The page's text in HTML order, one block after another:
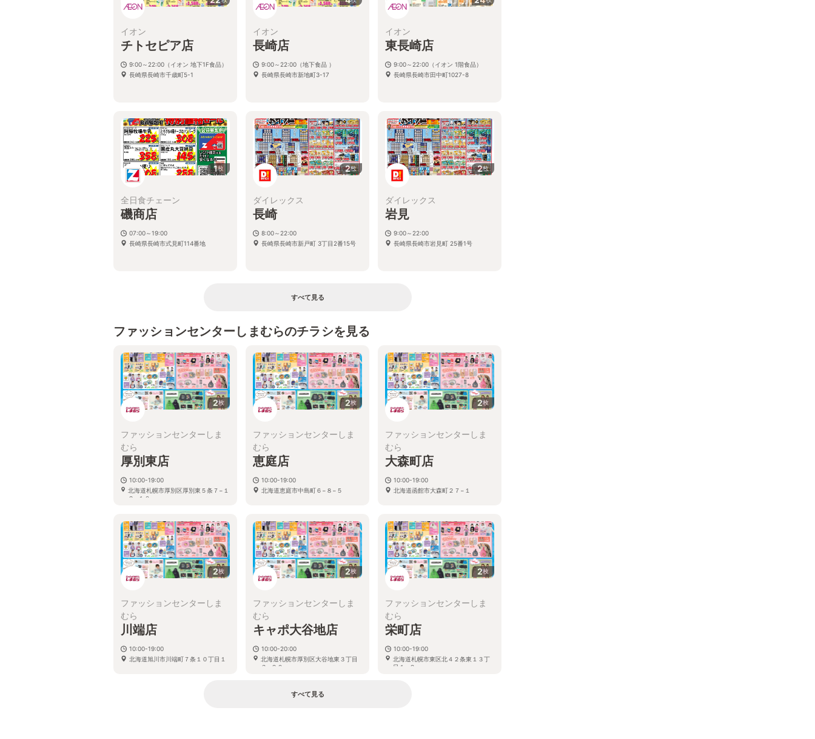
イオン
チトセピア店
9:00～22:00（イオン 地下1F食品）
長崎県長崎市千歳町5-1
イオン
長崎店
9:00～22:00（地下食品 ）
長崎県長崎市新地町3-17
イオン
東長崎店
9:00～22:00（イオン 1階食品）
長崎県長崎市田中町1027-8
1枚
全日食チェーン
磯商店
07:00～19:00
長崎県長崎市式見町114番地
2枚
ダイレックス
長崎
8:00～22:00
長崎県長崎市新戸町 3丁目2番15号
2枚
ダイレックス
岩見
9:00～22:00
長崎県長崎市岩見町 25番1号
すべて見る
ファッションセンターしまむらのチラシを見る
2枚
ファッションセンターしま
むら
厚別東店
10:00-19:00
北海道札幌市厚別区厚別東５条７−１
２−１０
2枚
ファッションセンターしま
むら
恵庭店
10:00-19:00
北海道恵庭市中島町６−８−５
2枚
ファッションセンターしま
むら
大森町店
10:00-19:00
北海道函館市大森町２７−１
2枚
ファッションセンターしま
むら
川端店
10:00-19:00
北海道旭川市川端町７条１０丁目１
2枚
ファッションセンターしま
むら
キャポ大谷地店
10:00-20:00
北海道札幌市厚別区大谷地東３丁目
３−２０
2枚
ファッションセンターしま
むら
栄町店
10:00-19:00
北海道札幌市東区北４２条東１３丁
目１−２
すべて見る